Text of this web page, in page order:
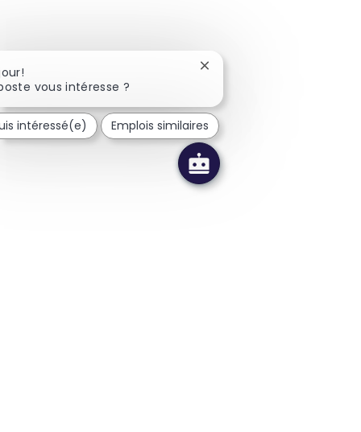
vous intéresse ?
Fermer la notification du
intéressé(e) Emplois similaires